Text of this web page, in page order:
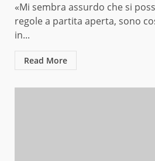
«Mi sembra assurdo che si
regole a partita aperta, sono
in...
Read More